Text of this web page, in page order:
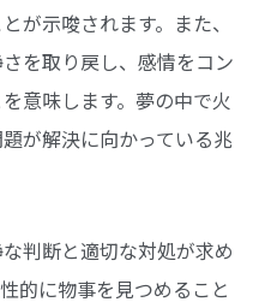
が示唆されます。また、
を取り戻し、感情をコン
意味します。夢の中で火
が解決に向かっている兆
判断と適切な対処が求め
的に物事を見つめること